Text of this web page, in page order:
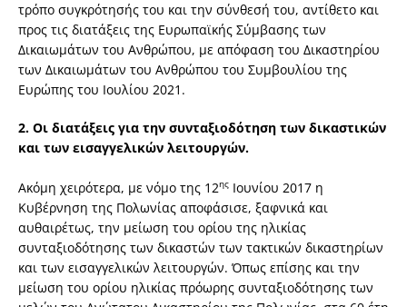
τρόπο συγκρότησής του και την σύνθεσή του, αντίθετο και
προς τις διατάξεις της Ευρωπαϊκής Σύμβασης των
Δικαιωμάτων του Ανθρώπου, με απόφαση του Δικαστηρίου
των Δικαιωμάτων του Ανθρώπου του Συμβουλίου της
Ευρώπης του Ιουλίου 2021.
2. Οι διατάξεις για την συνταξιοδότηση των δικαστικών
και των εισαγγελικών λειτουργών.
Ακόμη χειρότερα, με νόμο της 12ης Ιουνίου 2017 η
Κυβέρνηση της Πολωνίας αποφάσισε, ξαφνικά και
αυθαιρέτως, την μείωση του ορίου της ηλικίας
συνταξιοδότησης των δικαστών των τακτικών δικαστηρίων
και των εισαγγελικών λειτουργών. Όπως επίσης και την
μείωση του ορίου ηλικίας πρόωρης συνταξιοδότησης των